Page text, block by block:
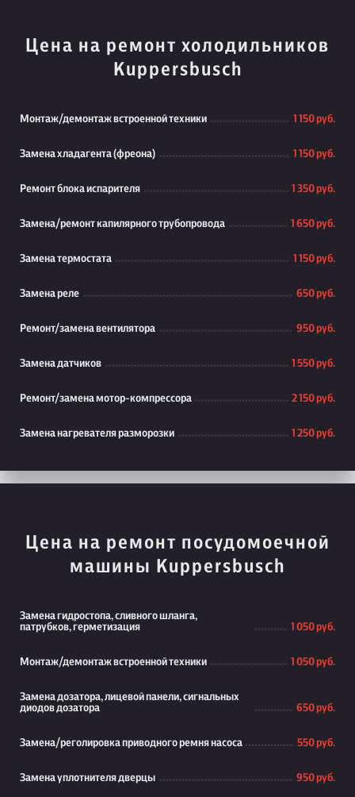
Цена на ремонт холодильников
Kuppersbusch
Монтаж/демонтаж встроенной техники 1 150 руб.
Замена хладагента (фреона) 1 150 руб.
Ремонт блока испарителя 1 350 руб.
Замена/ремонт капилярного трубопровода 1 650 руб.
Замена термостата 1 150 руб.
Замена реле 650 руб.
Ремонт/замена вентилятора 950 руб.
Замена датчиков 1 550 руб.
Ремонт/замена мотор-компрессора 2 150 руб.
Замена нагревателя разморозки 1 250 руб.
Цена на ремонт посудомоечной
машины Kuppersbusch
Замена гидростопа, сливного шланга,
патрубков, герметизация
1 050 руб.
Монтаж/демонтаж встроенной техники 1 050 руб.
Замена дозатора, лицевой панели, сигнальных
диодов дозатора
650 руб.
Замена/реголировка приводного ремня насоса 550 руб.
Замена уплотнителя дверцы 950 руб.